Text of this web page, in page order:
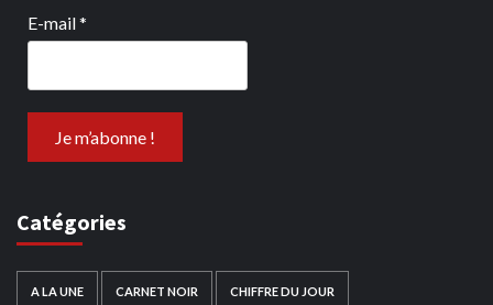
E-mail*
Catégories
A LA UNE CARNET NOIR CHIFFRE DU JOUR